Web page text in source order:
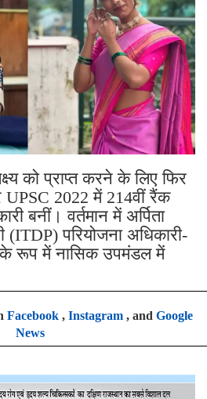
को प्राप्त करने के लिए फिर
2022 में 214वीं रैंक
बनीं। वर्तमान में अर्पिता
(ITDP) परियोजना अधिकारी-
रूप में नासिक उपमंडल में
Facebook, Instagram, and Google
News